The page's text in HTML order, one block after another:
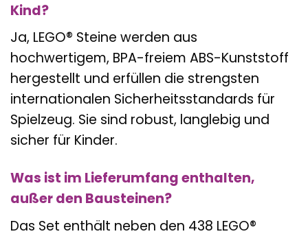
Kind?
Ja, LEGO® Steine werden aus
hochwertigem, BPA-freiem ABS-Kunststoff
hergestellt und erfüllen die strengsten
internationalen Sicherheitsstandards für
Spielzeug. Sie sind robust, langlebig und
sicher für Kinder.
Was ist im Lieferumfang enthalten,
außer den Bausteinen?
Das Set enthält neben den 438 LEGO®